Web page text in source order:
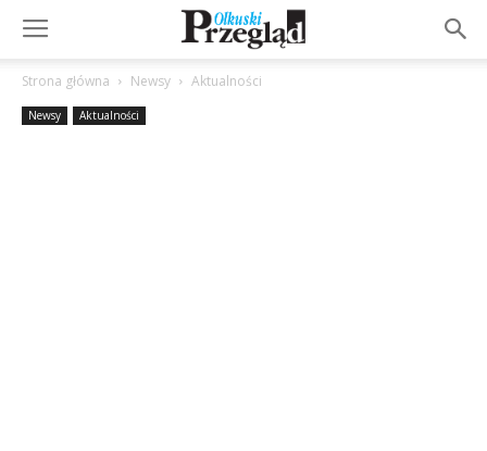
Strona główna Newsy Aktualności
Newsy Aktualności